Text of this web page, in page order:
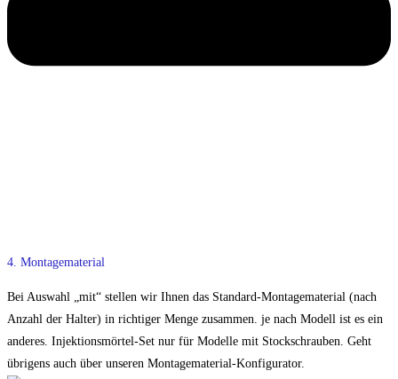
4. Montagematerial
Bei Auswahl „mit“ stellen wir Ihnen das Standard-Montagematerial (nach
Anzahl der Halter) in richtiger Menge zusammen. je nach Modell ist es ein
anderes. Injektionsmörtel-Set nur für Modelle mit Stockschrauben. Geht
übrigens auch über unseren Montagematerial-Konfigurator.